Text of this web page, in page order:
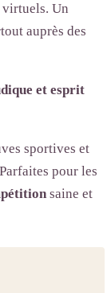
Un
auprès des
et esprit
sportives et
pour les
saine et